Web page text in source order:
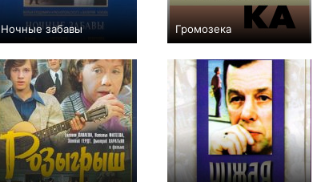
Ночные забавы
+1
Громозека
+1